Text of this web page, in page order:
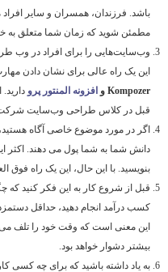
باشد. فرزندان، همسران و سایر افراد
مطمئن شوید که زمان شما متعلق به
وب‌سایت‌هایی را برای افراد در وب
این یک راه عالی برای نشان دادن
Kompozer و
افزونه المنتور پرو
قبل در کلاس طراحی وب‌سایت شرکت
اگر در مورد موضوع خاصی آگاه
دانش شما به شما پول می دهند. اکثر
بنویسید. با این حال، این یک راه فوق
قبل از شروع کار به این فکر کنید که
کسب درآمد انجام دهید، حداقل
این معنی است که وقت خود را تلف می
بیشتر دشوار خواهد بود.
به یاد داشته باشید که برای چه کسی